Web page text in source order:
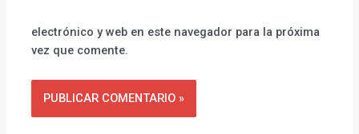
electrónico y web en este navegador para la próxima
vez que comente.